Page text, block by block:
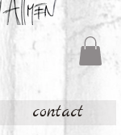
contact